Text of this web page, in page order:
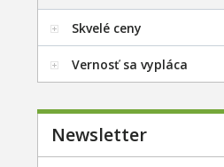
Skvelé ceny
Vernosť sa vypláca
Newsletter